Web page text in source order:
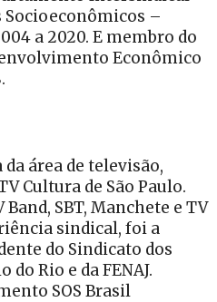
Socioeconômicos –
a 2020. E membro do
Econômico
área de televisão,
Cultura de São Paulo.
SBT, Manchete e TV
sindical, foi a
do Sindicato dos
Rio e da FENAJ.
SOS Brasil